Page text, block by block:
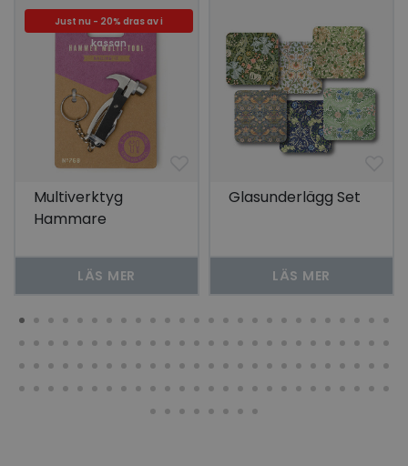
Just nu - 20% dras av i
kassan
Multiverktyg
Hammare
LÄS MER
Glasunderlägg Set
LÄS MER